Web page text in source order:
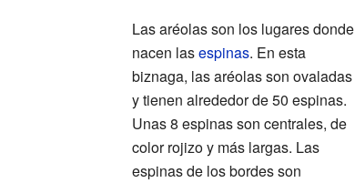
Las aréolas son los lugares donde
nacen lasespinas. En esta
biznaga, las aréolas son ovaladas
y tienen alrededor de 50 espinas.
Unas 8 espinas son centrales, de
color rojizo y más largas. Las
espinas de los bordes son